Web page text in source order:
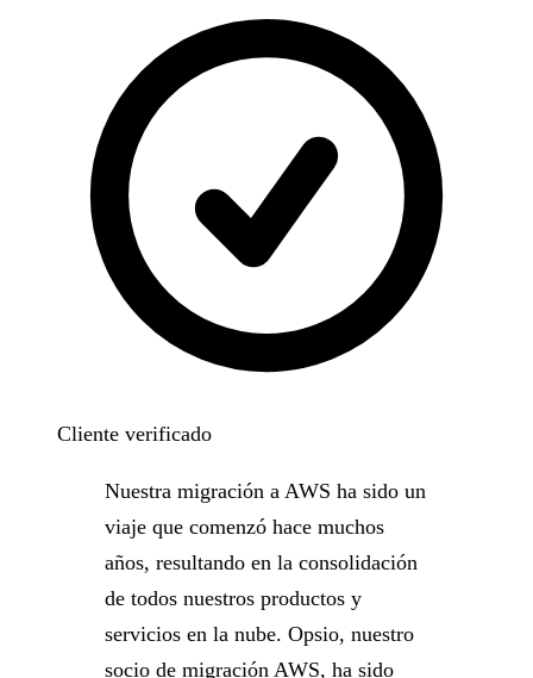
Cliente verificado
Nuestra migración a AWS ha sido un
viaje que comenzó hace muchos
años, resultando en la consolidación
de todos nuestros productos y
servicios en la nube. Opsio, nuestro
socio de migración AWS, ha sido